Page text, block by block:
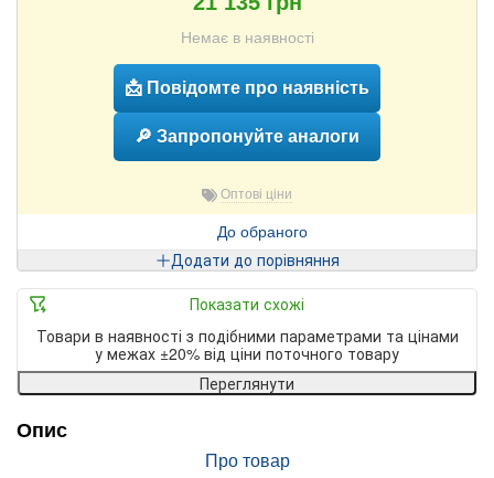
Немає в наявності
📩 Повідомте про наявність
🔎 Запропонуйте аналоги
Оптові ціни
До обраного
Додати до порівняння
Показати схожі
Товари в наявності з подібними параметрами та цінами
у межах ±20% від ціни поточного товару
Переглянути
Опис
Про товар